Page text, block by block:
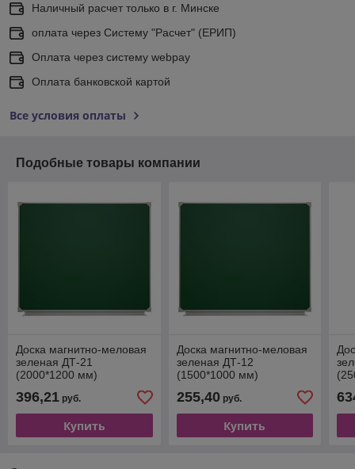
Наличный расчет только в г. Минске
оплата через Систему "Расчет" (ЕРИП)
Оплата через систему webpay
Оплата банковской картой
Все условия оплаты
Подобные товары компании
Доска магнитно-меловая
зеленая ДТ-21
(2000*1200 мм)
396,21 руб.
Купить
Доска магнитно-меловая
зеленая ДТ-12
(1500*1000 мм)
255,40руб.
Купить